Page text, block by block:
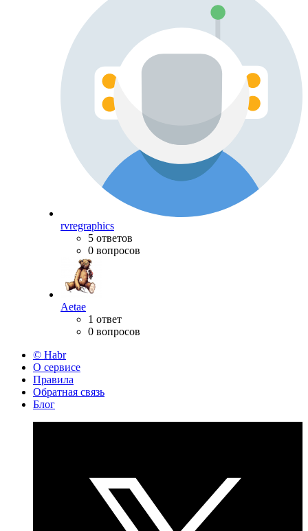
rvregraphics
5 ответов
0 вопросов
Aetae
1 ответ
0 вопросов
© Habr
О сервисе
Правила
Обратная связь
Блог